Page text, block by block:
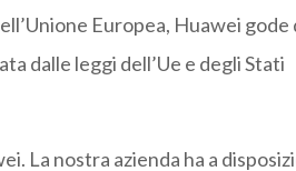
Europea, Huawei gode
dalle leggi dell’Ue e degli Stati
La nostra azienda ha a